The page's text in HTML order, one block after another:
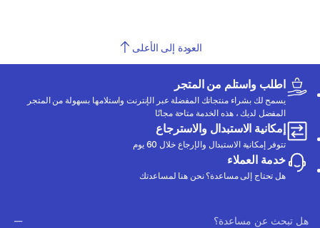
العودة إلى الأعلى
اطلب واستلم من المتجر
يسمح لك بشراء منتجاتك المفضلة عبر الإنترنت واستلامها بسهولة من المتجر
المفضل لديك ، هذه الخدمة متاحة مجانًا
إمكانية الاستبدال والاسترجاع
تتوفر إمكانية الاستبدال والإرجاع خلال 60 يوم
خدمة العملاء
هل تحتاج إلى مساعدة؟ نحن هنا لمساعدتك
هل تبحث عن مساعدة؟